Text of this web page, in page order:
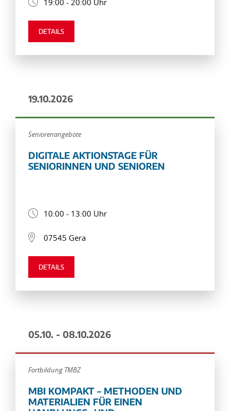
19:00 - 20:00 Uhr
DETAILS
19.10.2026
Seniorenangebote
DIGITALE AKTIONSTAGE FÜR
SENIORINNEN UND SENIOREN
10:00 - 13:00 Uhr
07545 Gera
DETAILS
05.10. - 08.10.2026
Fortbildung TMBZ
MBI KOMPAKT – METHODEN UND
MATERIALIEN FÜR EINEN